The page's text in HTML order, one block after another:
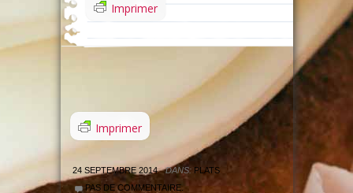
Imprimer
Imprimer
24 SEPTEMBRE 2014 DANS: PLATS
PAS DE COMMENTAIRE.